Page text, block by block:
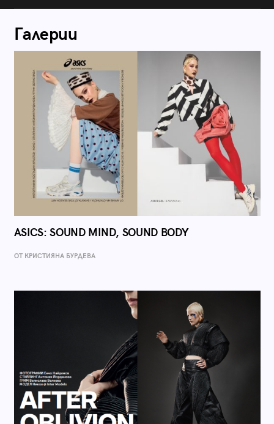
Галерии
ASICS: SOUND MIND, SOUND BODY
ОТ КРИСТИЯНА БУРДЕВА